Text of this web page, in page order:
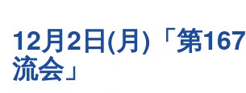
12月2日(月)「第
流会」